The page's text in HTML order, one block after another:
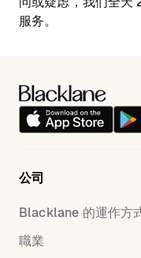
服务。
公司
Blacklane 的運作方
職業